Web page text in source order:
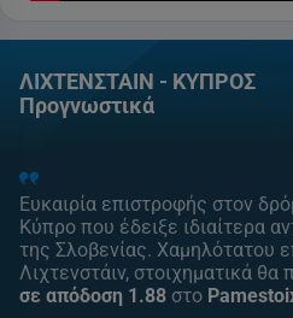
ΛΙΧΤΕΝΣΤΑΙΝ - ΚΥΠΡΟΣ
Προγνωστικά
Ευκαιρία επιστροφής στον
Κύπρο που έδειξε ιδιαίτερα
της Σλοβενίας. Χαμηλότατου
Λιχτενστάιν, στοιχηματικά θα
σε απόδοση 1.88 στο